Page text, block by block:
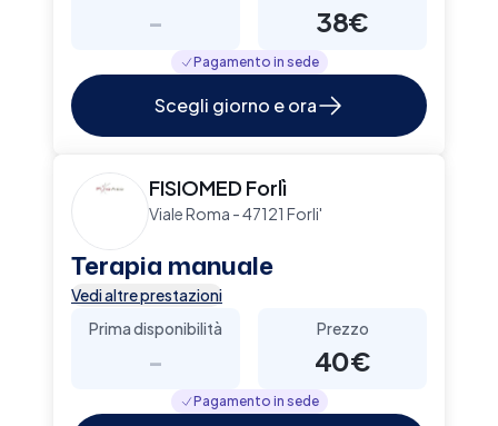
- 38€
Pagamento in sede
Scegli giorno e ora
FISIOMED Forlì
Viale Roma - 47121 Forli'
Terapia manuale
Vedi altre prestazioni
Prima disponibilità
-
Prezzo
40€
Pagamento in sede